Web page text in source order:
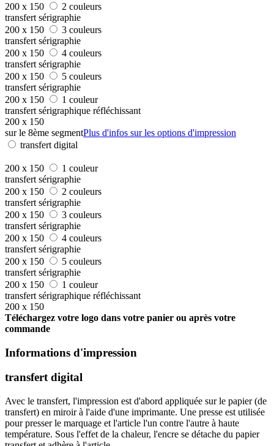
200 x 150
2 couleurs
transfert sérigraphie
200 x 150
3 couleurs
transfert sérigraphie
200 x 150
4 couleurs
transfert sérigraphie
200 x 150
5 couleurs
transfert sérigraphie
200 x 150
1 couleur
transfert sérigraphique réfléchissant
200 x 150
sur le 8ème segmentPlus d'infos sur les options d'impression
transfert digital
200 x 150
1 couleur
transfert sérigraphie
200 x 150
2 couleurs
transfert sérigraphie
200 x 150
3 couleurs
transfert sérigraphie
200 x 150
4 couleurs
transfert sérigraphie
200 x 150
5 couleurs
transfert sérigraphie
200 x 150
1 couleur
transfert sérigraphique réfléchissant
200 x 150
Téléchargez votre logo dans votre panier ou après votre
commande
Informations d'impression
transfert digital
Avec le transfert, l'impression est d'abord appliquée sur le papier (de
transfert) en miroir à l'aide d'une imprimante. Une presse est utilisée
pour presser le marquage et l'article l'un contre l'autre à haute
température. Sous l'effet de la chaleur, l'encre se détache du papier